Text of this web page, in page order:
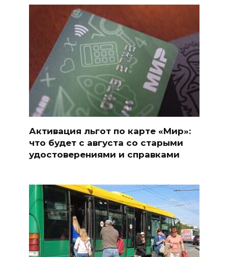
Активация льгот по карте «Мир»:
что будет с августа со старыми
удостоверениями и справками